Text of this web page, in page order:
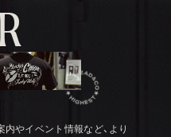
やイベント情報など、より